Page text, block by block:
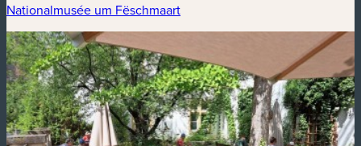
Nationalmusée um Fëschmaart